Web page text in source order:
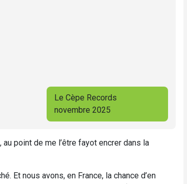
Le Cèpe Records
novembre 2025
au point de me l’être fayot encrer dans la
Et nous avons, en France, la chance d’en